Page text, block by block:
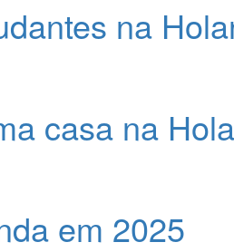
na
casa na
em 2025